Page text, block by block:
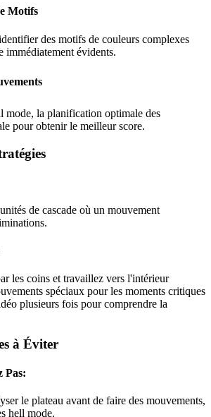
Motifs
des motifs de couleurs complexes
immédiatement évidents.
mode, la planification optimale des
pour obtenir le meilleur score.
de cascade où un mouvement
les coins et travaillez vers l'intérieur
spéciaux pour les moments critiques
plusieurs fois pour comprendre la
à Éviter
Pas:
le plateau avant de faire des mouvements,
hell mode.